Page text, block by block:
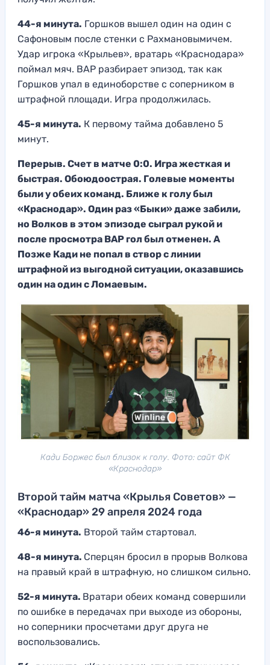
44-я минута. Горшков вышел один на один с
Сафоновым после стенки с Рахмановымичем.
Удар игрока «Крыльев», вратарь «Краснодара»
поймал мяч. ВАР разбирает эпизод, так как
Горшков упал в единоборстве с соперником в
штрафной площади. Игра продолжилась.
45-я минута. К первому тайма добавлено 5
минут.
Перерыв. Счет в матче 0:0. Игра жесткая и
быстрая. Обоюдоострая. Голевые моменты
были у обеих команд. Ближе к голу был
«Краснодар». Один раз «Быки» даже забили,
но Волков в этом эпизоде сыграл рукой и
после просмотра ВАР гол был отменен. А
Позже Кади не попал в створ с линии
штрафной из выгодной ситуации, оказавшись
один на один с Ломаевым.
Кади Боржес был близок к голу. Фото: сайт ФК
«Краснодар»
Второй тайм матча «Крылья Советов» —
«Краснодар» 29 апреля 2024 года
46-я минута. Второй тайм стартовал.
48-я минута. Сперцян бросил в прорыв Волкова
на правый край в штрафную, но слишком сильно.
52-я минута. Вратари обеих команд совершили
по ошибке в передачах при выходе из обороны,
но соперники просчетами друг друга не
воспользовались.